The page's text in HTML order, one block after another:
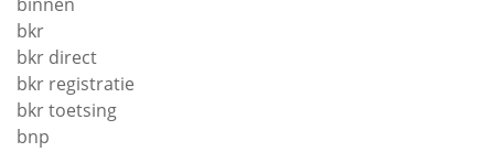
bkr
bkr direct
bkr registratie
bkr toetsing
bnp